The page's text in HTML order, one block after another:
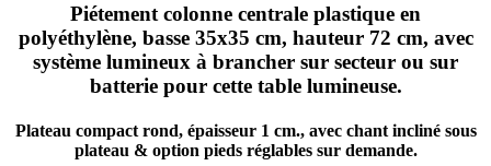
Piétement colonne centrale plastique en
polyéthylène, basse 35x35 cm, hauteur 72 cm, avec
système lumineux à brancher sur secteur ou sur
batterie pour cette table lumineuse.
Plateau compact rond, épaisseur 1 cm., avec chant incliné sous
plateau & option pieds réglables sur demande.